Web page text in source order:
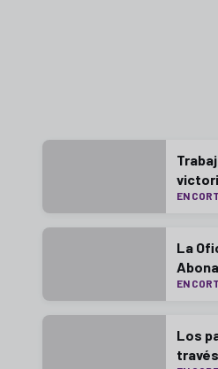
EN
La
este
EN
Los